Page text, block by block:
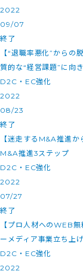
2022
09/07
終了
【“退職率悪化”からの
質的な“経営課題”に向
D2C・EC強化
2022
08/23
終了
【迷走するM&A推進
M&A推進3ステップ
D2C・EC強化
2022
07/27
終了
【プロ人材へのWEB
ーメディア事業立ち上
D2C・EC強化
2022